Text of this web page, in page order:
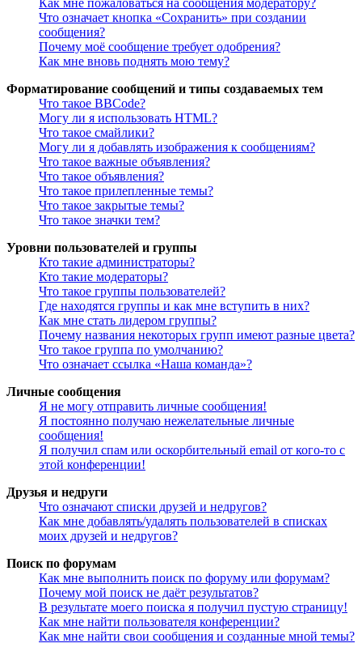
Как мне пожаловаться на сообщения модератору?
Что означает кнопка «Сохранить» при создании
сообщения?
Почему моё сообщение требует одобрения?
Как мне вновь поднять мою тему?
Форматирование сообщений и типы создаваемых тем
Что такое BBCode?
Могу ли я использовать HTML?
Что такое смайлики?
Могу ли я добавлять изображения к сообщениям?
Что такое важные объявления?
Что такое объявления?
Что такое прилепленные темы?
Что такое закрытые темы?
Что такое значки тем?
Уровни пользователей и группы
Кто такие администраторы?
Кто такие модераторы?
Что такое группы пользователей?
Где находятся группы и как мне вступить в них?
Как мне стать лидером группы?
Почему названия некоторых групп имеют разные цвета?
Что такое группа по умолчанию?
Что означает ссылка «Наша команда»?
Личные сообщения
Я не могу отправить личные сообщения!
Я постоянно получаю нежелательные личные
сообщения!
Я получил спам или оскорбительный email от кого-то с
этой конференции!
Друзья и недруги
Что означают списки друзей и недругов?
Как мне добавлять/удалять пользователей в списках
моих друзей и недругов?
Поиск по форумам
Как мне выполнить поиск по форуму или форумам?
Почему мой поиск не даёт результатов?
В результате моего поиска я получил пустую страницу!
Как мне найти пользователя конференции?
Как мне найти свои сообщения и созданные мной темы?